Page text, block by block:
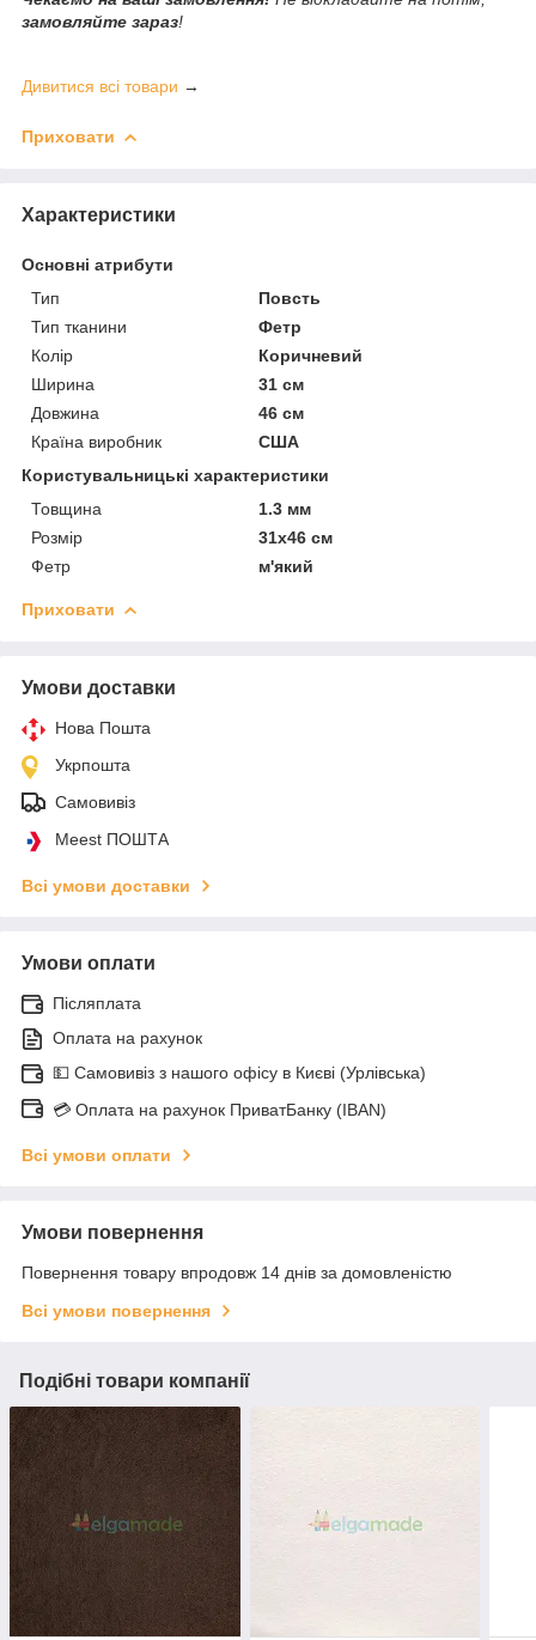
замовляйте зараз!
Дивитися всі товари →
Приховати
Характеристики
Основні атрибути
Тип
Повсть
Тип тканини
Фетр
Колір
Коричневий
Ширина
31 см
Довжина
46 см
Країна виробник
США
Користувальницькі характеристики
Товщина
1.3 мм
Розмір
31х46 см
Фетр
м'який
Приховати
Умови доставки
Нова Пошта
Укрпошта
Самовивіз
Meest ПОШТА
Всі умови доставки
Умови оплати
Післяплата
Оплата на рахунок
💵 Самовивіз з нашого офісу в Києві (Урлівська)
💳 Оплата на рахунок ПриватБанку (IBAN)
Всі умови оплати
Умови повернення
Повернення товару впродовж 14 днів за домовленістю
Всі умови повернення
Подібні товари компанії